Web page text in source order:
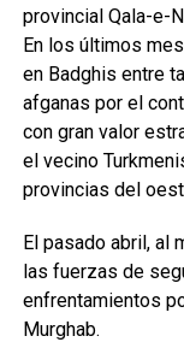
provincial Qala-e-
En los últimos
en Badghis entre
afganas por el
con gran valor
el vecino
provincias del
El pasado abril, al
las fuerzas de
enfrentamientos
Murghab.